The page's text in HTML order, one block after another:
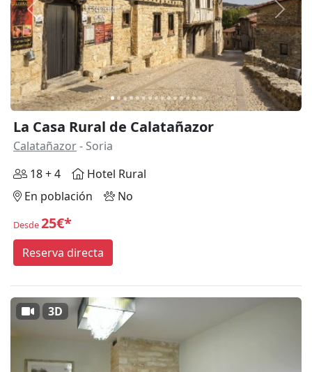
Anterior
La Casa Rural de Calatañazor
Calatañazor- Soria
18 + 4
Hotel Rural
En población
No
Desde25€*
Reserva directa
3D